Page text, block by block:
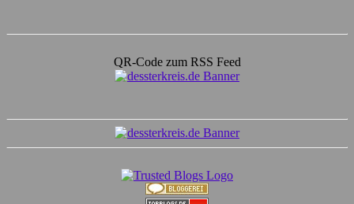
QR-Code zum RSS Feed